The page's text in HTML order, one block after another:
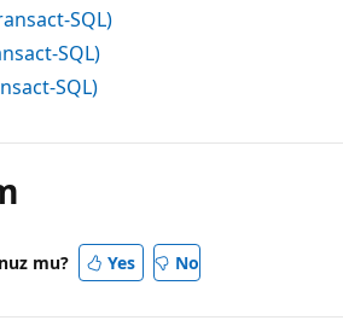
SQL)
SQL)
SQL)
mu? Yes No